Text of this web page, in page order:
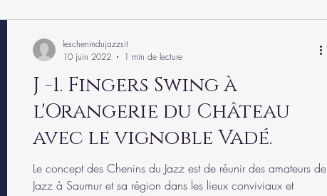
J -1. Fingers Swing à
l'Orangerie du Château
avec le vignoble Vadé.
Le concept des Chenins du Jazz est de réunir des amateurs de
Jazz à Saumur et sa région dans les lieux conviviaux et
leschenindujazzsit
10 juin 2022
1 min de lecture